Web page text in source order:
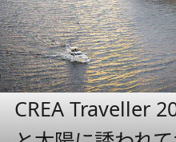
CREA Traveller